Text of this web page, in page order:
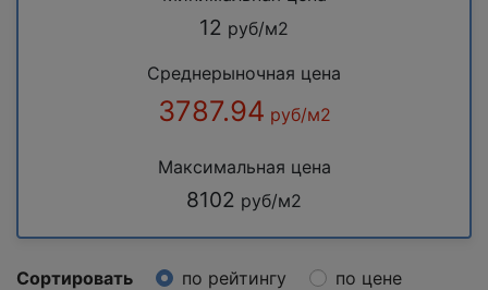
12 руб/м2
Среднерыночная цена
3787.94 руб/м2
Максимальная цена
8102 руб/м2
Сортировать по рейтингу
по цене